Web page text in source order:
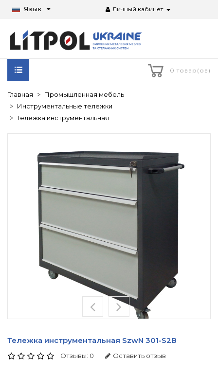
Язык Личный кабинет
0 товар(ов)
Главная
Промышленная мебель
Инструментальные тележки
Тележка инструментальная
Тележка инструментальная SzwN 301-S2B
Отзывы: 0 Оставить отзыв